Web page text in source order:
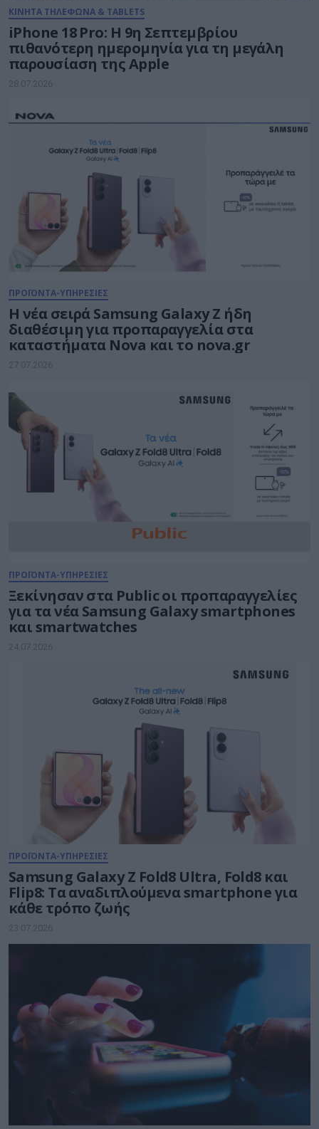
ΚΙΝΗΤΑ ΤΗΛΕΦΩΝΑ & TABLETS
iPhone 18 Pro: H 9η Σεπτεμβρίου
πιθανότερη ημερομηνία για τη μεγάλη
παρουσίαση της Apple
28.07.2026
ΠΡΟΪΟΝΤΑ-ΥΠΗΡΕΣΙΕΣ
Η νέα σειρά Samsung Galaxy Ζ ήδη
διαθέσιμη για προπαραγγελία στα
καταστήματα Nova και το nova.gr
27.07.2026
ΠΡΟΪΟΝΤΑ-ΥΠΗΡΕΣΙΕΣ
Ξεκίνησαν στα Public οι προπαραγγελίες
για τα νέα Samsung Galaxy smartphones
και smartwatches
24.07.2026
ΠΡΟΪΟΝΤΑ-ΥΠΗΡΕΣΙΕΣ
Samsung Galaxy Z Fold8 Ultra, Fold8 και
Flip8: Τα αναδιπλούμενα smartphone για
κάθε τρόπο ζωής
23.07.2026